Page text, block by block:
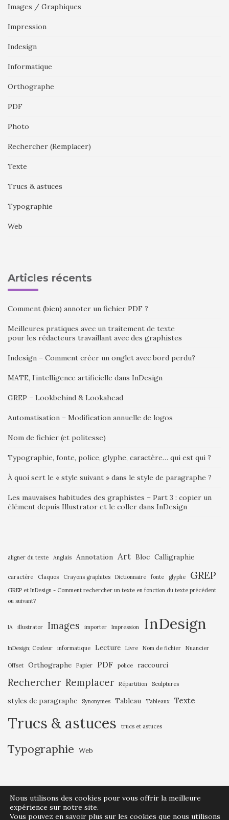
Images / Graphiques
Impression
Indesign
Informatique
Orthographe
PDF
Photo
Rechercher (Remplacer)
Texte
Trucs & astuces
Typographie
Web
Articles récents
Comment (bien) annoter un fichier PDF ?
Meilleures pratiques avec un traitement de texte
pour les rédacteurs travaillant avec des graphistes
Indesign – Comment créer un onglet avec bord perdu?
MATE, l’intelligence artificielle dans InDesign
GREP – Lookbehind & Lookahead
Automatisation – Modification annuelle de logos
Nom de fichier (et politesse)
Typographie, fonte, police, glyphe, caractère… qui est qui ?
À quoi sert le « style suivant » dans le style de paragraphe ?
Les mauvaises habitudes des graphistes – Part 3 : copier un
élément depuis Illustrator et le coller dans InDesign
aligner du texte Anglais Annotation Art Bloc Calligraphie
caractère Claquos Crayons graphites Dictionnaire fonte glyphe GREP
GREP et InDesign - Comment rechercher un texte en fonction du texte précédent
ou suivant?
IA illustrator Images importer Impression InDesign
InDesign; Couleur informatique Lecture Livre Nom de fichier Nuancier
Offset Orthographe Papier PDF police raccourci
Rechercher Remplacer Répartition Sculptures
styles de paragraphe Synonymes Tableau Tableaux Texte
Trucs & astuces trucs et astuces
Typographie Web
© Olivier Berquin – info@coolgray.be – Thème par Colorlib. Propulsé par
Nous utilisons des cookies pour vous offrir la meilleure
expérience sur notre site.
Vous pouvez en savoir plus sur les cookies que nous utilisons